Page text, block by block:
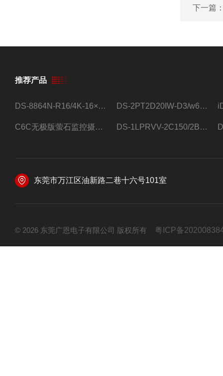
下一篇
推荐产品
DS-8864N-R16/4K-16×4T/希捷16盘位录像机 DS-2PT2D20IW-D3/w64路高清硬盘录像机
C6C无极版萤石监控摄像头 DS-1LPRVV-2C150/2B监控室外夜视高清电源线护套线200米/卷
东莞市万江区油新路二巷十六号101室
© 2026 东莞广恩电子有限公司 版权所有 粤ICP备